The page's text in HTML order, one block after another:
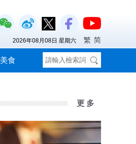
美食
2026年08月08日 星期六 繁 简
更 多